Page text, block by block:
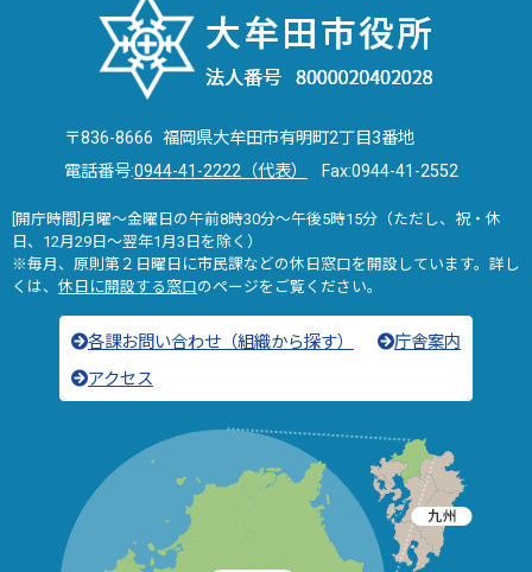
〒836-8666 福岡県大牟田市有明町2丁目3番地
電話番号:0944-41-2222（代表） Fax:0944-41-2552
[開庁時間]月曜～金曜日の午前8時30分～午後5時15分（ただし、祝・休
日、12月29日～翌年1月3日を除く）
※毎月、原則第２日曜日に市民課などの休日窓口を開設しています。詳し
くは、 休日に開設する窓口のページをご覧ください。
各課お問い合わせ（組織から探す）
庁舎案内
アクセス